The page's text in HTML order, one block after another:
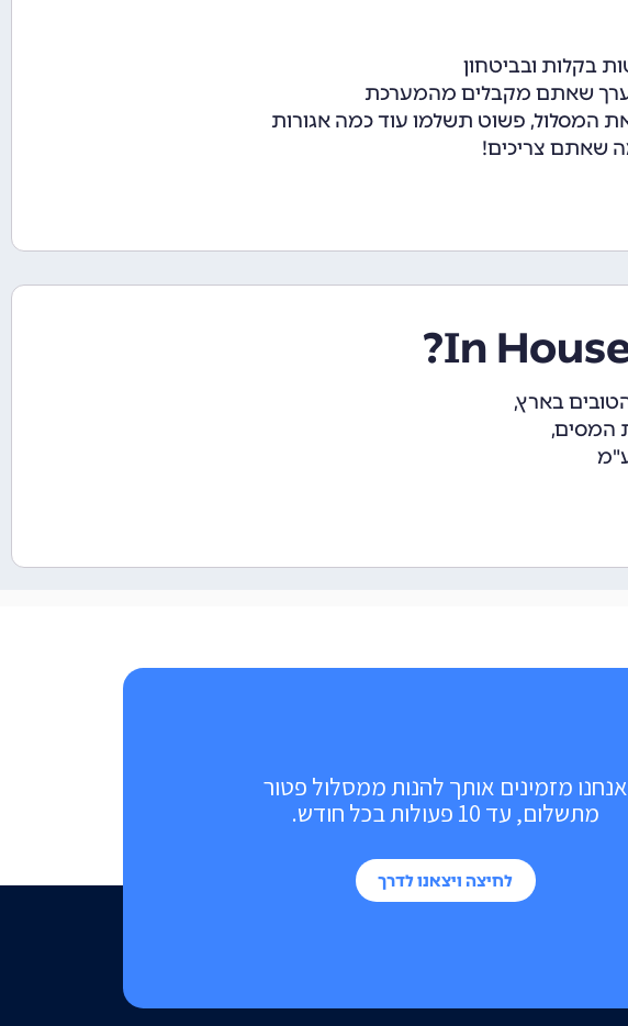
אנחנו מזמינים אותך להנות ממסלול פטור
מתשלום, עד 10 פעולות בכל חודש.
לחיצה ויצאנו לדרך